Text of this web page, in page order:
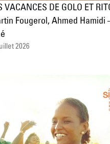
VACANCES DE GOLO ET
Fougerol, Ahmed Hamidi
2026